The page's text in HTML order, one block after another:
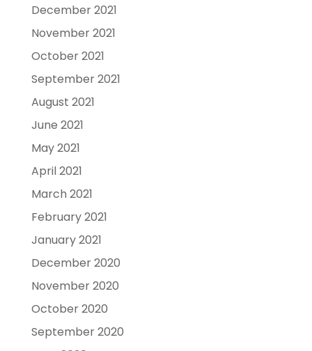
December 2021
November 2021
October 2021
September 2021
August 2021
June 2021
May 2021
April 2021
March 2021
February 2021
January 2021
December 2020
November 2020
October 2020
September 2020